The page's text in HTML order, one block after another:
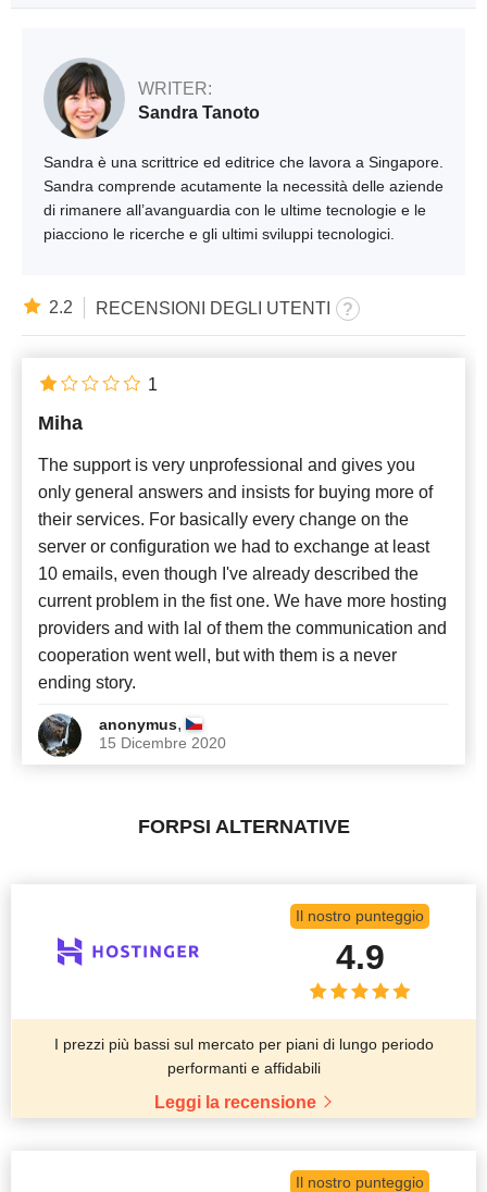
WRITER:
Sandra Tanoto
Sandra è una scrittrice ed editrice che lavora a Singapore.
Sandra comprende acutamente la necessità delle aziende
di rimanere all’avanguardia con le ultime tecnologie e le
piacciono le ricerche e gli ultimi sviluppi tecnologici.
2.2 RECENSIONI DEGLI UTENTI
Miha
The support is very unprofessional and gives you
only general answers and insists for buying more of
their services. For basically every change on the
server or configuration we had to exchange at least
10 emails, even though I've already described the
current problem in the fist one. We have more hosting
providers and with lal of them the communication and
cooperation went well, but with them is a never
ending story.
anonymus,
15 Dicembre 2020
1
FORPSI ALTERNATIVE
Il nostro punteggio
4.9
I prezzi più bassi sul mercato per piani di lungo periodo
performanti e affidabili
Leggi la recensione
Il nostro punteggio